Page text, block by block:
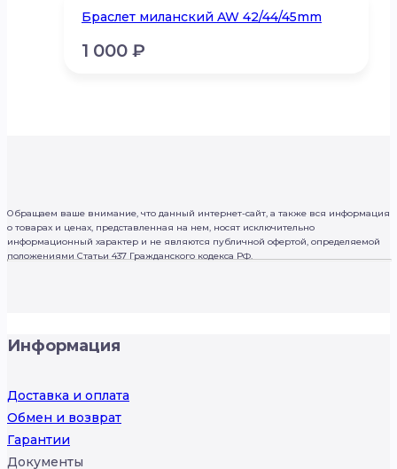
Браслет миланский AW 42/44/45mm
1 000 ₽
Обращаем ваше внимание, что данный интернет-сайт, а также вся информация
о товарах и ценах, представленная на нем, носят исключительно
информационный характер и не являются публичной офертой, определяемой
положениями Статьи 437 Гражданского кодекса РФ.
Информация
Доставка и оплата
Обмен и возврат
Гарантии
Документы